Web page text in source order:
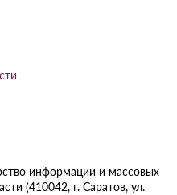
информации и массовых
(410042, г. Саратов, ул.